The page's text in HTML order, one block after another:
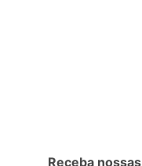
Receba